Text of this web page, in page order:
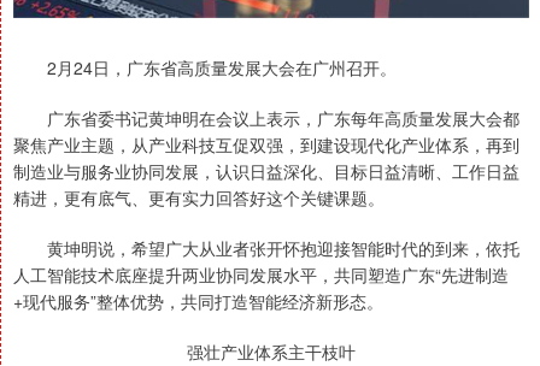
2月24日，广东省高质量发展大会在广州召开。
广东省委书记黄坤明在会议上表示，广东每年高质量发展大会都
聚焦产业主题，从产业科技互促双强，到建设现代化产业体系，再到
制造业与服务业协同发展，认识日益深化、目标日益清晰、工作日益
精进，更有底气、更有实力回答好这个关键课题。
黄坤明说，希望广大从业者张开怀抱迎接智能时代的到来，依托
人工智能技术底座提升两业协同发展水平，共同塑造广东“先进制造
+现代服务”整体优势，共同打造智能经济新形态。
强壮产业体系主干枝叶